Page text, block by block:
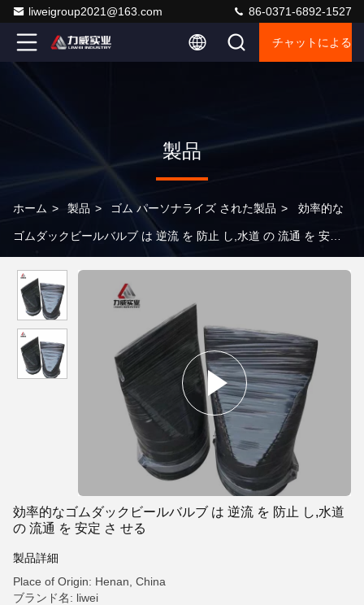
liweigroup2021@163.com 86-0371-6892-1527
チャットによる
製品
ホーム > 製品 > ゴム パーソナライズ された製品 > 効率的な
ゴムダックビールバルブ は 逆流 を 防止 し,水道 の 流通 を 安定
効率的なゴムダックビールバルブ は 逆流 を 防止 し,水道
の 流通 を 安定 さ せる
製品詳細
Place of Origin: Henan, China
ブランド名: liwei